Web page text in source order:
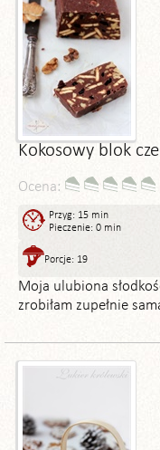
Kokosowy blok
Ocena:
Przyg: 15 min
Pieczenie: 0 min
Porcje: 19
Moja ulubiona
zrobiłam zupełnie